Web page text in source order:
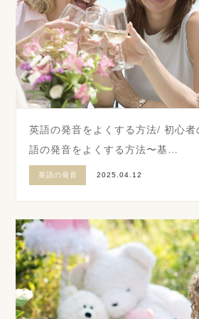
英語の発音をよくする方法/ 初心
語の発音をよくする方法〜基…
英語の発音 2025.04.12